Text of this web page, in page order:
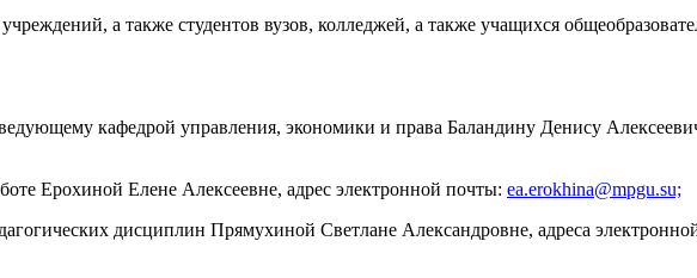
а также студентов вузов, колледжей, а также учащихся
кафедрой управления, экономики и права Баландину Денису
Ерохиной Елене Алексеевне, адрес электронной почты: ea.erokhina@mpgu.su;
дисциплин Прямухиной Светлане Александровне, адреса